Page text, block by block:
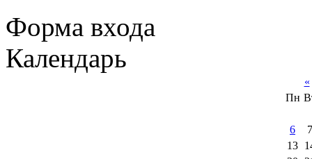
Форма входа
Календарь
«
Пн
6
7
13